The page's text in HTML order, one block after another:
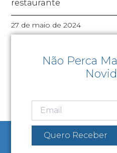
restaurante
27 de maio de 2024
Não Perca
Quero Receber